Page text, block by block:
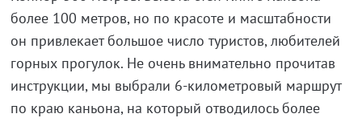
более 100 метров, но по красоте и масштабности
он привлекает большое число туристов, любителей
горных прогулок. Не очень внимательно прочитав
инструкции, мы выбрали 6-километровый маршрут
по краю каньона, на который отводилось более